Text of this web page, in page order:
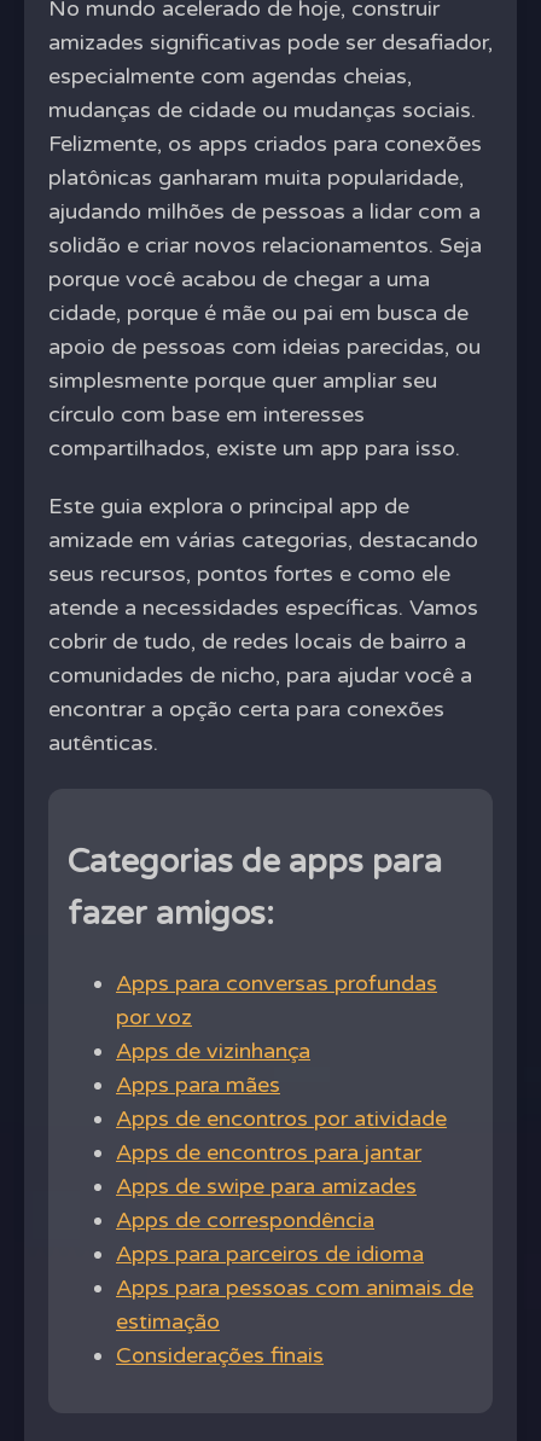
No mundo acelerado de hoje, construir
amizades significativas pode ser desafiador,
especialmente com agendas cheias,
mudanças de cidade ou mudanças sociais.
Felizmente, os apps criados para conexões
platônicas ganharam muita popularidade,
ajudando milhões de pessoas a lidar com a
solidão e criar novos relacionamentos. Seja
porque você acabou de chegar a uma
cidade, porque é mãe ou pai em busca de
apoio de pessoas com ideias parecidas, ou
simplesmente porque quer ampliar seu
círculo com base em interesses
compartilhados, existe um app para isso.
Este guia explora o principal app de
amizade em várias categorias, destacando
seus recursos, pontos fortes e como ele
atende a necessidades específicas. Vamos
cobrir de tudo, de redes locais de bairro a
comunidades de nicho, para ajudar você a
encontrar a opção certa para conexões
autênticas.
Categorias de apps para
fazer amigos:
Apps para conversas profundas
por voz
Apps de vizinhança
Apps para mães
Apps de encontros por atividade
Apps de encontros para jantar
Apps de swipe para amizades
Apps de correspondência
Apps para parceiros de idioma
Apps para pessoas com animais de
estimação
Considerações finais